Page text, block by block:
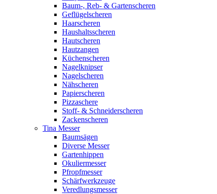
Baum-, Reb- & Gartenscheren
Geflügelscheren
Haarscheren
Haushaltsscheren
Hautscheren
Hautzangen
Küchenscheren
Nagelknipser
Nagelscheren
Nähscheren
Papierscheren
Pizzaschere
Stoff- & Schneiderscheren
Zackenscheren
Tina Messer
Baumsägen
Diverse Messer
Gartenhippen
Okuliermesser
Pfropfmesser
Schärfwerkzeuge
Veredlungsmesser